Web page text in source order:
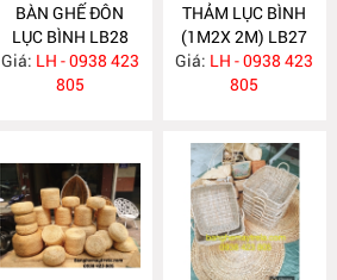
BÀN GHẾ ĐÔN
LỤC BÌNH LB28
Giá: LH - 0938 423
805
THẢM LỤC BÌNH
(1M2X 2M) LB27
Giá: LH - 0938 423
805